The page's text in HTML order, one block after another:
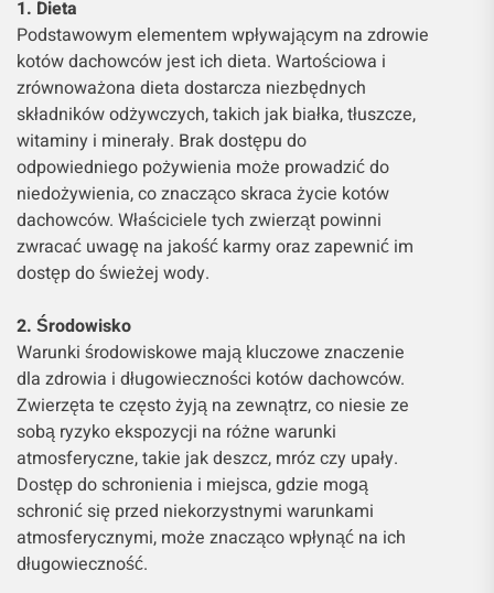
1. Dieta
Podstawowym elementem wpływającym na zdrowie
kotów dachowców jest ich dieta. Wartościowa i
zrównoważona dieta dostarcza niezbędnych
składników odżywczych, takich jak białka, tłuszcze,
witaminy i minerały. Brak dostępu do
odpowiedniego pożywienia może prowadzić do
niedożywienia, co znacząco skraca życie kotów
dachowców. Właściciele tych zwierząt powinni
zwracać uwagę na jakość karmy oraz zapewnić im
dostęp do świeżej wody.
2. Środowisko
Warunki środowiskowe mają kluczowe znaczenie
dla zdrowia i długowieczności kotów dachowców.
Zwierzęta te często żyją na zewnątrz, co niesie ze
sobą ryzyko ekspozycji na różne warunki
atmosferyczne, takie jak deszcz, mróz czy upały.
Dostęp do schronienia i miejsca, gdzie mogą
schronić się przed niekorzystnymi warunkami
atmosferycznymi, może znacząco wpłynąć na ich
długowieczność.